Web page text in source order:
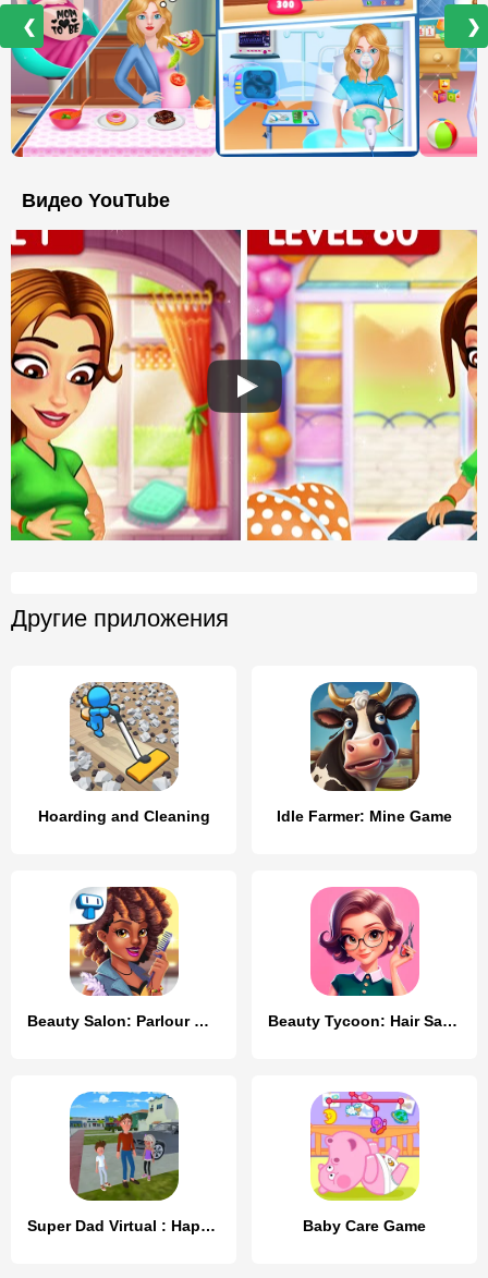
❮ ❯
Видео YouTube
Другие приложения
Hoarding and Cleaning Idle Farmer: Mine Game
Beauty Salon: Parlour Game Beauty Tycoon: Hair Salon Game
Super Dad Virtual : Happy Game Baby Care Game